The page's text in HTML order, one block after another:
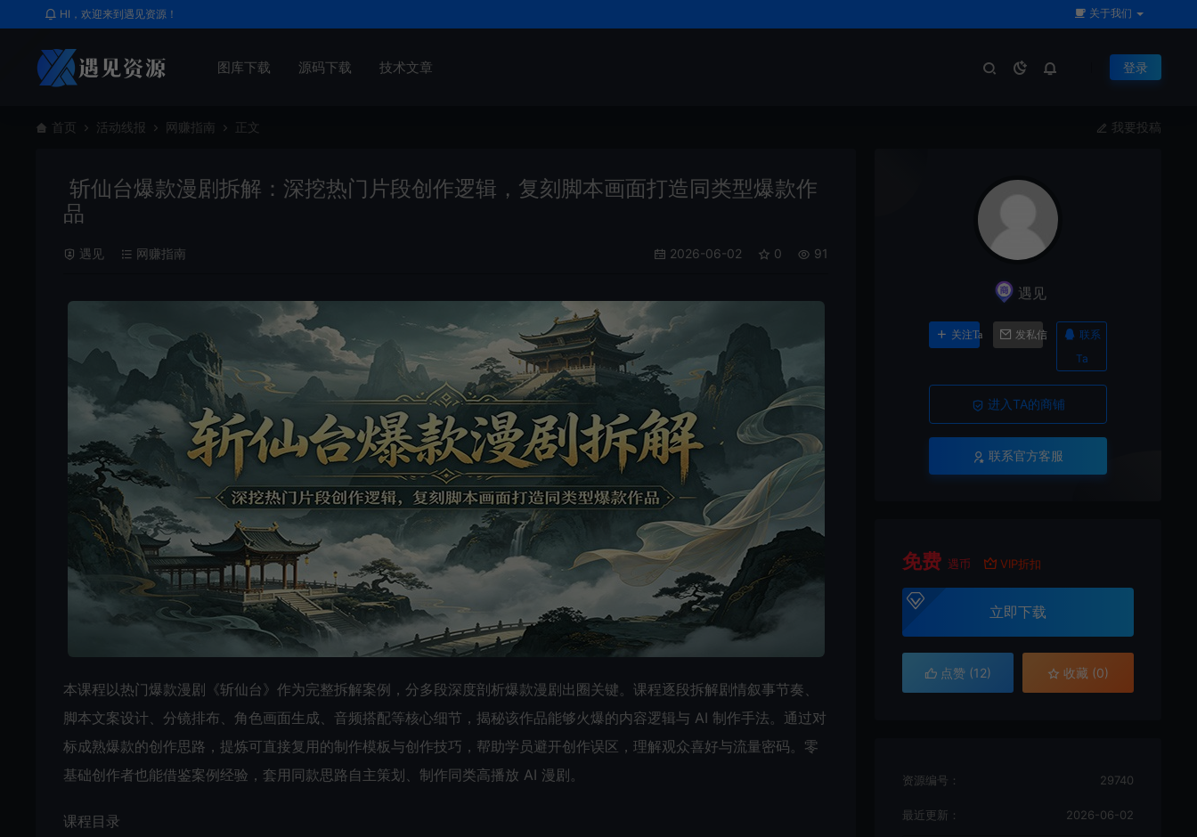
HI，欢迎来到遇见资源！ 关于我们
图库下载 源码下载 技术文章 登录
首页 活动线报 网赚指南 正文 我要投稿
斩仙台爆款漫剧拆解：深挖热门片段创作逻辑，复刻脚本画面打造同类型爆款作
品
遇见 网赚指南 2026-06-02 0 91
本课程以热门爆款漫剧《斩仙台》作为完整拆解案例，分多段深度剖析爆款漫剧出圈关键。课程逐段拆解剧情叙事节奏、
脚本文案设计、分镜排布、角色画面生成、音频搭配等核心细节，揭秘该作品能够火爆的内容逻辑与 AI 制作手法。通过对
标成熟爆款的创作思路，提炼可直接复用的制作模板与创作技巧，帮助学员避开创作误区，理解观众喜好与流量密码。零
基础创作者也能借鉴案例经验，套用同款思路自主策划、制作同类高播放 AI 漫剧。
课程目录
遇见
关注Ta 发私信
联系
Ta
进入TA的商铺
联系官方客服
免费 遇币 VIP折扣
立即下载
点赞 (12) 收藏 (0)
资源编号： 29740
最近更新： 2026-06-02